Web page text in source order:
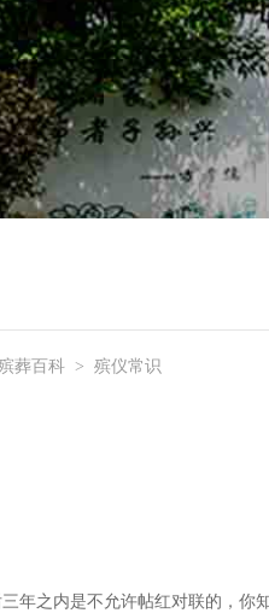
葬百科 > 殡仪常识
年之内是不允许帖红对联的，你